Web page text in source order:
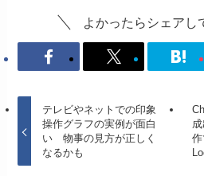
よかったらシェアし
テレビやネットでの印象
操作グラフの実例が面白
い 物事の見方が正しく
なるかも